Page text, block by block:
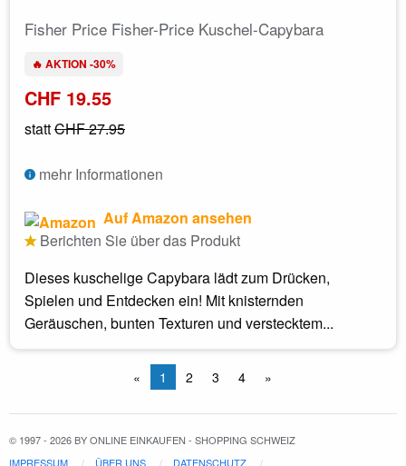
Fisher Price Fisher-Price Kuschel-Capybara
🔥 AKTION -30%
CHF 19.55
stattCHF 27.95
mehr Informationen
Auf Amazon ansehen
Berichten Sie über das Produkt
Dieses kuschelige Capybara lädt zum Drücken,
Spielen und Entdecken ein! Mit knisternden
Geräuschen, bunten Texturen und verstecktem...
« 1 2 3 4 »
© 1997 - 2026 BY ONLINE EINKAUFEN - SHOPPING SCHWEIZ
IMPRESSUM
ÜBER UNS DATENSCHUTZ